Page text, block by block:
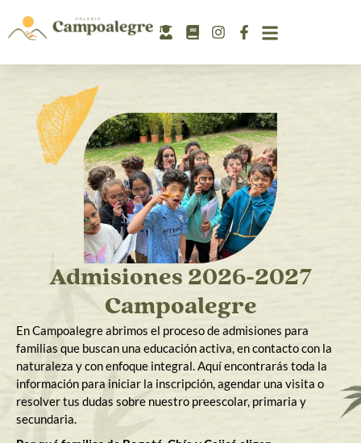
Admisiones 2026-2027
Campoalegre
En Campoalegre abrimos el proceso de admisiones para
familias que buscan una educación activa, en contacto con la
naturaleza y con enfoque integral. Aquí encontrarás toda la
información para iniciar la inscripción, agendar una visita o
resolver tus dudas sobre nuestro preescolar, primaria y
secundaria.